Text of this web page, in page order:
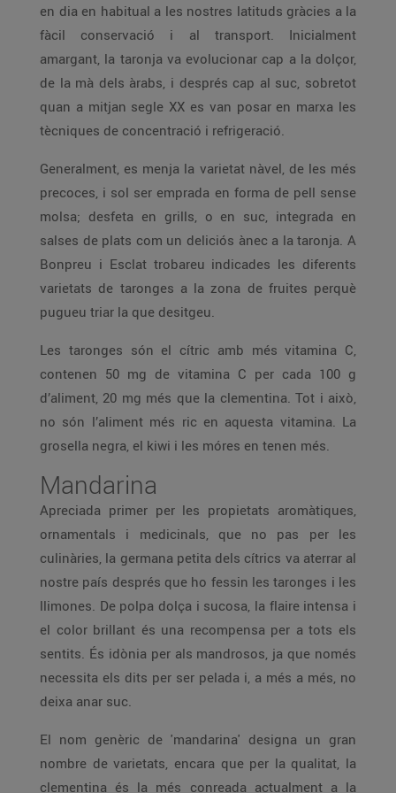
en dia en habitual a les nostres latituds gràcies a la
fàcil conservació i al transport. Inicialment
amargant, la taronja va evolucionar cap a la dolçor,
de la mà dels àrabs, i després cap al suc, sobretot
quan a mitjan segle XX es van posar en marxa les
tècniques de concentració i refrigeració.
Generalment, es menja la varietat nàvel, de les més
precoces, i sol ser emprada en forma de pell sense
molsa; desfeta en grills, o en suc, integrada en
salses de plats com un deliciós ànec a la taronja. A
Bonpreu i Esclat trobareu indicades les diferents
varietats de taronges a la zona de fruites perquè
pugueu triar la que desitgeu.
Les taronges són el cítric amb més vitamina C,
contenen 50 mg de vitamina C per cada 100 g
d’aliment, 20 mg més que la clementina. Tot i això,
no són l’aliment més ric en aquesta vitamina. La
grosella negra, el kiwi i les móres en tenen més.
Mandarina
Apreciada primer per les propietats aromàtiques,
ornamentals i medicinals, que no pas per les
culinàries, la germana petita dels cítrics va aterrar al
nostre país després que ho fessin les taronges i les
llimones. De polpa dolça i sucosa, la flaire intensa i
el color brillant és una recompensa per a tots els
sentits. És idònia per als mandrosos, ja que només
necessita els dits per ser pelada i, a més a més, no
deixa anar suc.
El nom genèric de 'mandarina' designa un gran
nombre de varietats, encara que per la qualitat, la
clementina és la més conreada actualment a la